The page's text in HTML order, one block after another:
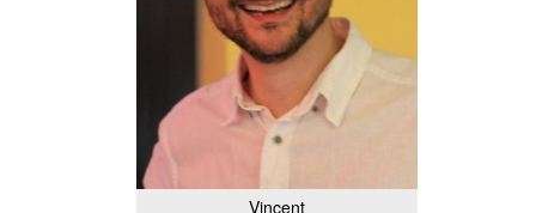
Vincent